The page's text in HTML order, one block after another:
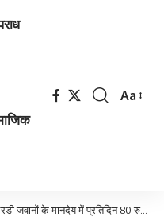
Font
Aa
के मानदेय में प्रतिदिन 80 रु. की हुई बढ़ोतरी, शासनादेश हुआ जारी